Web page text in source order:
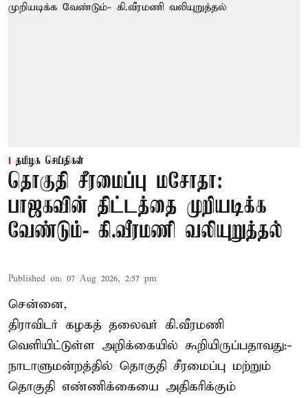
தமிழக செய்திகள்
தொகுதி சீரமைப்பு மசோதா:
பாஜகவின் திட்டத்தை முறியடிக்க
வேண்டும்- கி.வீரமணி வலியுறுத்தல்
Published on: 07 Aug 2026, 2:57 pm
சென்னை,
திராவிடர் கழகத் தலைவர் கி.வீரமணி
வெளியிட்டுள்ள அறிக்கையில் கூறியிருப்பதாவது:-
நாடாளுமன்றத்தில் தொகுதி சீரமைப்பு மற்றும்
தொகுதி எண்ணிக்கையை அதிகரிக்கும்